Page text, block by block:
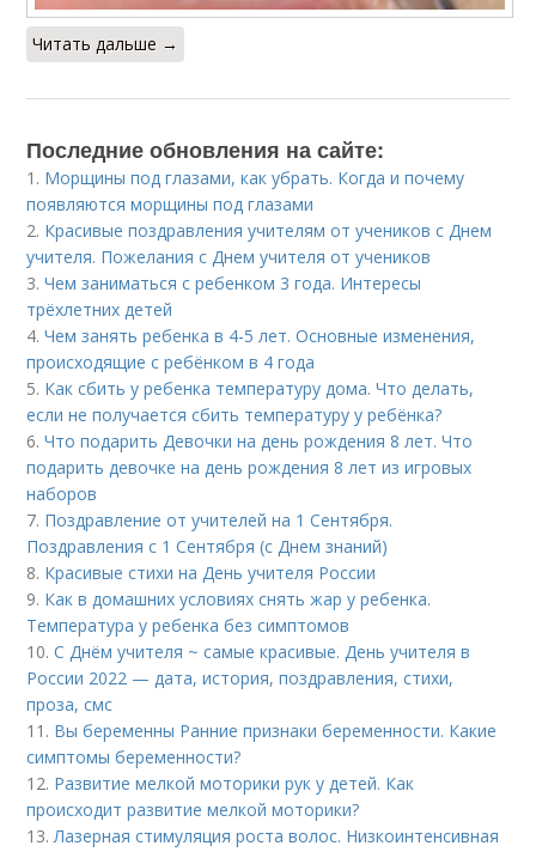
Читать дальше →
Последние обновления на сайте:
1. Морщины под глазами, как убрать. Когда и почему
появляются морщины под глазами
2. Красивые поздравления учителям от учеников с Днем
учителя. Пожелания с Днем учителя от учеников
3.Чем заниматься с ребенком 3 года. Интересы
трёхлетних детей
4.Чем занять ребенка в 4-5 лет. Основные изменения,
происходящие с ребёнком в 4 года
5. Как сбить у ребенка температуру дома. Что делать,
если не получается сбить температуру у ребёнка?
6.Что подарить Девочки на день рождения 8 лет. Что
подарить девочке на день рождения 8 лет из игровых
наборов
7. Поздравление от учителей на 1 Сентября.
Поздравления с 1 Сентября (с Днем знаний)
8. Красивые стихи на День учителя России
9. Как в домашних условиях снять жар у ребенка.
Температура у ребенка без симптомов
10.С Днём учителя ~ самые красивые. День учителя в
России 2022 — дата, история, поздравления, стихи,
проза, смс
11. Вы беременны Ранние признаки беременности. Какие
симптомы беременности?
12. Развитие мелкой моторики рук у детей. Как
происходит развитие мелкой моторики?
13. Лазерная стимуляция роста волос. Низкоинтенсивная